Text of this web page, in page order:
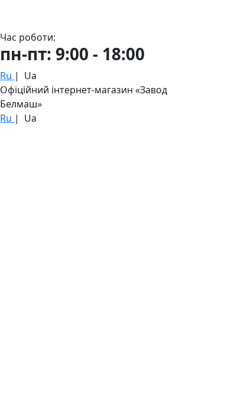
Час роботи:
пн-пт: 9:00 - 18:00
Ru | Ua
Офіційний інтернет-магазин «Завод
Белмаш»
Ru | Ua